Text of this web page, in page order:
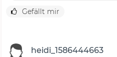
Gefällt mir
heidi_1586444663